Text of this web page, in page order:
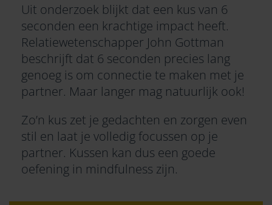
Uit onderzoek blijkt dat een kus van 6
seconden een krachtige impact heeft.
Relatiewetenschapper John Gottman
beschrijft dat 6 seconden precies lang
genoeg is om connectie te maken met je
partner. Maar langer mag natuurlijk ook!
Zo’n kus zet je gedachten en zorgen even
stil en laat je volledig focussen op je
partner. Kussen kan dus een goede
oefening in mindfulness zijn.